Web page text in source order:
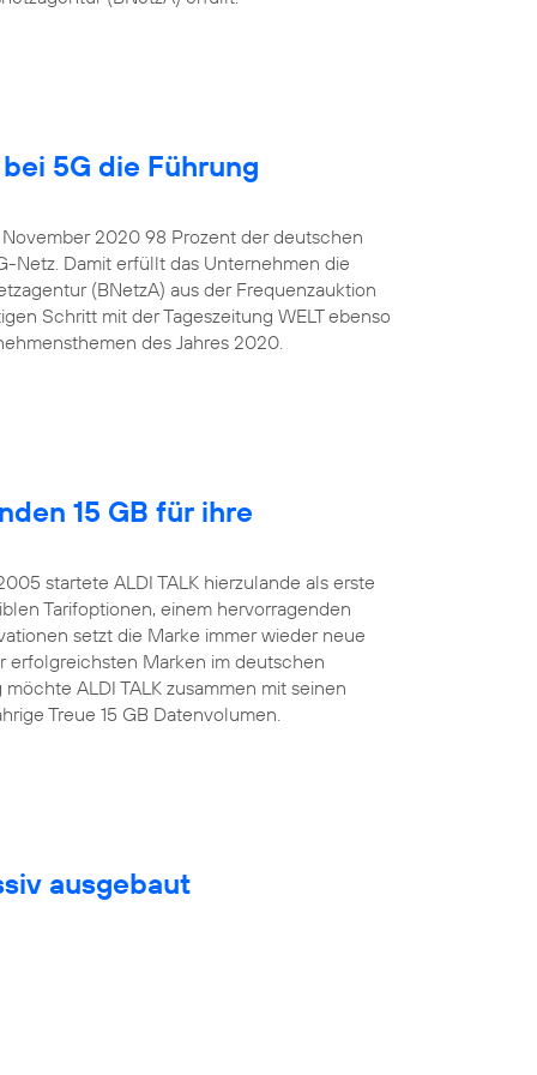
5G die Führung
2020 98 Prozent der deutschen
Netz. Damit erfüllt das Unternehmen die
(BNetzA) aus der Frequenzauktion
Schritt mit der Tageszeitung WELT ebenso
des Jahres 2020.
15 GB für ihre
startete ALDI TALK hierzulande als erste
Tarifoptionen, einem hervorragenden
setzt die Marke immer wieder neue
erfolgreichsten Marken im deutschen
ALDI TALK zusammen mit seinen
Treue 15 GB Datenvolumen.
ausgebaut